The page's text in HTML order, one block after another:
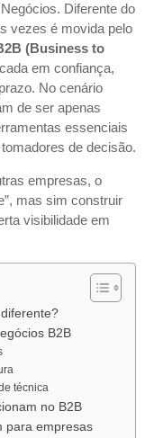
Diferente do
vezes é movida pelo
(Business to
em confiança,
No cenário
de ser apenas
essenciais
de decisão.
empresas, o
mas sim construir
visibilidade em
B2B
técnica
no B2B
para empresas